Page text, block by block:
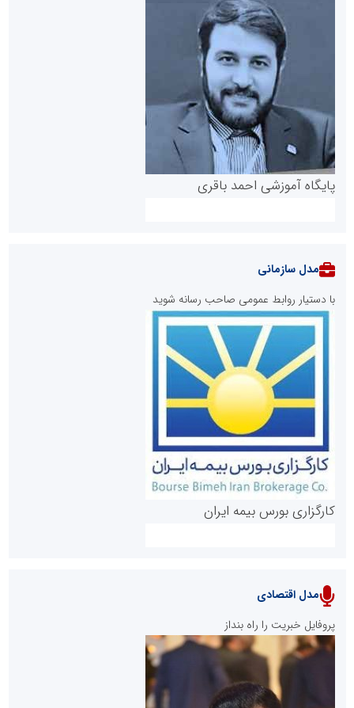
پایگاه آموزشی احمد باقری
روابط عمومی خبرگزاری گزارش خبر
پایگاه خبری نهضت ملی مسکن
مدل سازمانی
با دستیار روابط عمومی صاحب رسانه شوید
کارگزاری بورس بیمه ایران
مدل اقتصادی
پروفایل خبریت را راه بنداز